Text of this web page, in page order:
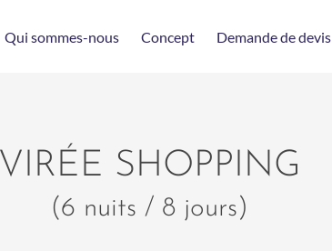
Qui sommes-nous Concept Demande de devis
VIRÉE SHOPPING
(6 nuits / 8 jours)